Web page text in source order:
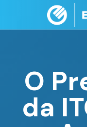
O
da